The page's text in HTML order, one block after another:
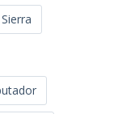
Sierra